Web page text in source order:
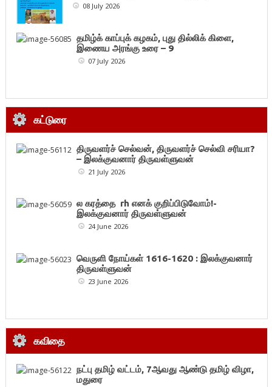
08 July 2026
தமிழ்க் காப்புக் கழகம், புது தில்லிக் கிளை,
இணைய அரங்கு உரை – 9
07 July 2026
கட்டுரை
திருவளர்ச் செல்வன், திருவளர்ச் செல்வி சரியா?
– இலக்குவனார் திருவள்ளுவன்
21 July 2026
ல கரத்தை rh எனக் குறிப்பிடுவோம்!-
இலக்குவனார் திருவள்ளுவன்
24 June 2026
வெருளி நோய்கள் 1616-1620 : இலக்குவனார்
திருவள்ளுவன்
23 June 2026
கவிதை
நட்பு தமிழ் வட்டம், 7ஆவது ஆண்டு தமிழ் விழா,
மதுரை